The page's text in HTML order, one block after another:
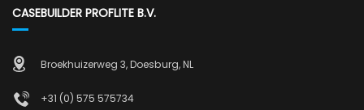
CASEBUILDER PROFLITE B.V.
Broekhuizerweg 3, Doesburg, NL
+31 (0) 575 575734